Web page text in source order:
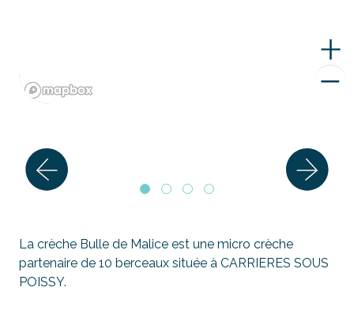
La crèche Bulle de Malice est une micro crèche
partenaire de 10 berceaux située à CARRIERES SOUS
POISSY.